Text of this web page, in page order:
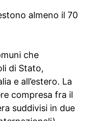
almeno il 70
che
di Stato,
e all’estero. La
compresa fra il
suddivisi in due